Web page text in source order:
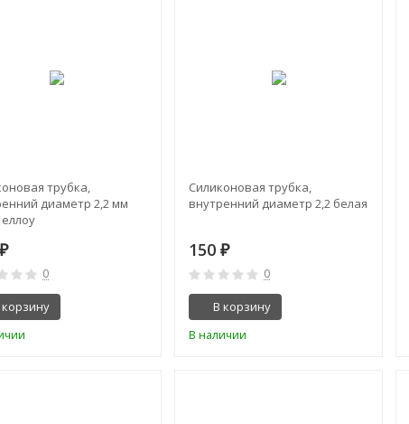
трубка,
диаметр 2,2 мм
₽
0
Силиконовая трубка,
внутренний диаметр 2,2 белая
150 ₽
0
В корзину
В наличии